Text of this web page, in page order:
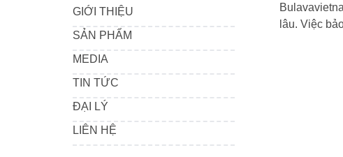
GIỚI THIỆU
SẢN PHẨM
MEDIA
TIN TỨC
ĐẠI LÝ
LIÊN HỆ
lâu. Việc